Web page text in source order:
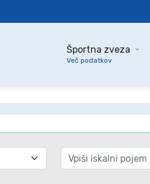
Športna zveza
Več podatkov